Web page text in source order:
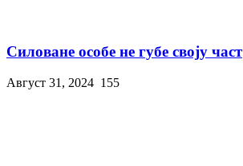
Силоване особе не губе своју част
Август 31, 2024 155